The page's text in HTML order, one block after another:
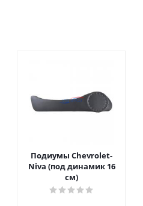
Подиумы Chevrolet-
Niva (под динамик 16
см)